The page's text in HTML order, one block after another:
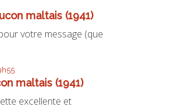
maltais (1941)
votre message (que
maltais (1941)
excellente et